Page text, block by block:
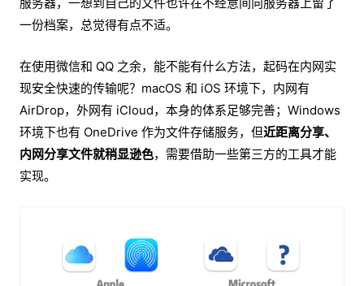
服务器，一想到自己的文件也许在不经意间向服务器上留了
一份档案，总觉得有点不适。
在使用微信和 QQ 之余，能不能有什么方法，起码在内网实
现安全快速的传输呢？macOS 和 iOS 环境下，内网有
AirDrop，外网有 iCloud，本身的体系足够完善；Windows
环境下也有 OneDrive 作为文件存储服务，但近距离分享、
内网分享文件就稍显逊色，需要借助一些第三方的工具才能
实现。